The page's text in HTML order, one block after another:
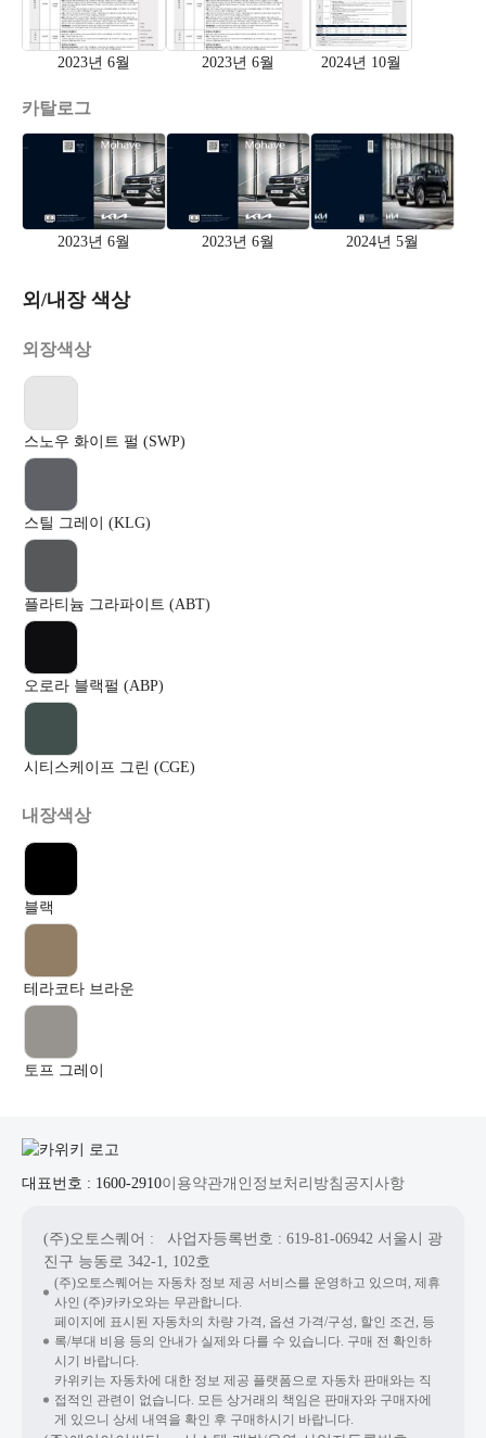
2023년 6월 2023년 6월 2024년 10월
카탈로그
2023년 6월 2023년 6월 2024년 5월
외/내장 색상
외장색상
스노우 화이트 펄 (SWP)
스틸 그레이 (KLG)
플라티늄 그라파이트 (ABT)
오로라 블랙펄 (ABP)
시티스케이프 그린 (CGE)
내장색상
블랙
테라코타 브라운
토프 그레이
대표번호 : 1600-2910이용약관개인정보처리방침 공지사항
(주)오토스퀘어 : 사업자등록번호 : 619-81-06942 서울시 광
진구 능동로 342-1, 102호
(주)오토스퀘어는 자동차 정보 제공 서비스를 운영하고 있으며, 제휴
사인 (주)카카오와는 무관합니다.
페이지에 표시된 자동차의 차량 가격, 옵션 가격/구성, 할인 조건, 등
록/부대 비용 등의 안내가 실제와 다를 수 있습니다. 구매 전 확인하
시기 바랍니다.
카위키는 자동차에 대한 정보 제공 플랫폼으로 자동차 판매와는 직
접적인 관련이 없습니다. 모든 상거래의 책임은 판매자와 구매자에
게 있으니 상세 내역을 확인 후 구매하시기 바랍니다.